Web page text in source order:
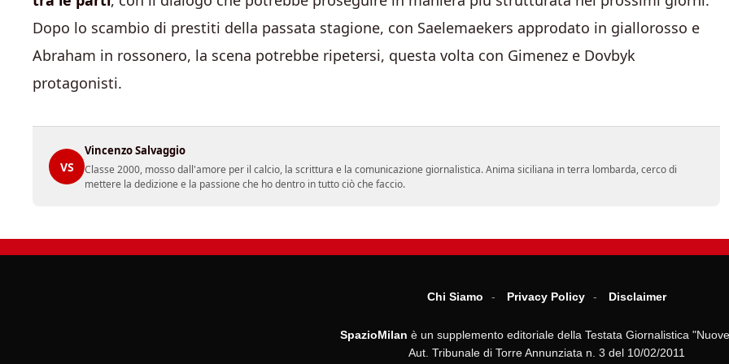
Dopo lo scambio di prestiti della passata stagione, con Saelemaekers approdato in giallorosso e
Abraham in rossonero, la scena potrebbe ripetersi, questa volta con Gimenez e Dovbyk
protagonisti.
VS
Vincenzo Salvaggio
Classe 2000, mosso dall'amore per il calcio, la scrittura e la comunicazione giornalistica. Anima siciliana in terra lombarda, cerco di
mettere la dedizione e la passione che ho dentro in tutto ciò che faccio.
Chi Siamo Privacy Policy Disclaimer
SpazioMilan è un supplemento editoriale della Testata Giornalistica
Aut. Tribunale di Torre Annunziata n. 3 del 10/02/2011